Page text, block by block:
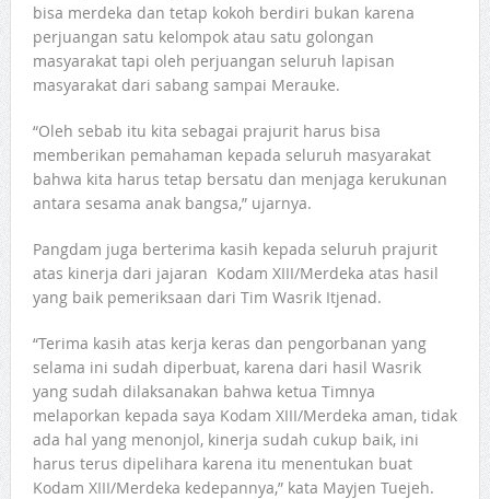
bisa merdeka dan tetap kokoh berdiri bukan karena
perjuangan satu kelompok atau satu golongan
masyarakat tapi oleh perjuangan seluruh lapisan
masyarakat dari sabang sampai Merauke.
“Oleh sebab itu kita sebagai prajurit harus bisa
memberikan pemahaman kepada seluruh masyarakat
bahwa kita harus tetap bersatu dan menjaga kerukunan
antara sesama anak bangsa,” ujarnya.
Pangdam juga berterima kasih kepada seluruh prajurit
atas kinerja dari jajaran Kodam XIII/Merdeka atas hasil
yang baik pemeriksaan dari Tim Wasrik Itjenad.
“Terima kasih atas kerja keras dan pengorbanan yang
selama ini sudah diperbuat, karena dari hasil Wasrik
yang sudah dilaksanakan bahwa ketua Timnya
melaporkan kepada saya Kodam XIII/Merdeka aman, tidak
ada hal yang menonjol, kinerja sudah cukup baik, ini
harus terus dipelihara karena itu menentukan buat
Kodam XIII/Merdeka kedepannya,” kata Mayjen Tuejeh.